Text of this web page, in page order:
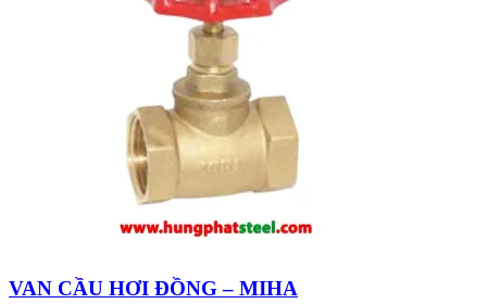
VAN CẦU HƠI ĐỒNG – MIHA